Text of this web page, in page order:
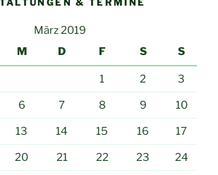
März 2019
M D F S S
1 2 3
6 7 8 9 10
13 14 15 16 17
20 21 22 23 24